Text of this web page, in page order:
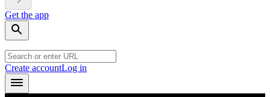
Get the app
Create accountLog in